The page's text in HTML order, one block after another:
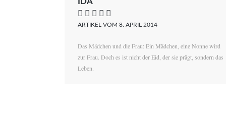
    
ARTIKEL VOM 8. APRIL 2014
Das Mädchen und die Frau: Ein Mädchen, eine Nonne wird
zur Frau. Doch es ist nicht der Eid, der sie prägt, sondern das
Leben.